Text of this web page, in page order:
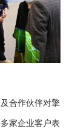
合作伙伴对擎
家企业客户表